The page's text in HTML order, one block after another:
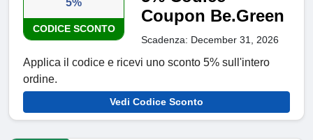
5%
CODICE SCONTO
Coupon Be.Green
Scadenza: December 31, 2026
Applica il codice e ricevi uno sconto 5% sull'intero
ordine.
Vedi Codice Sconto